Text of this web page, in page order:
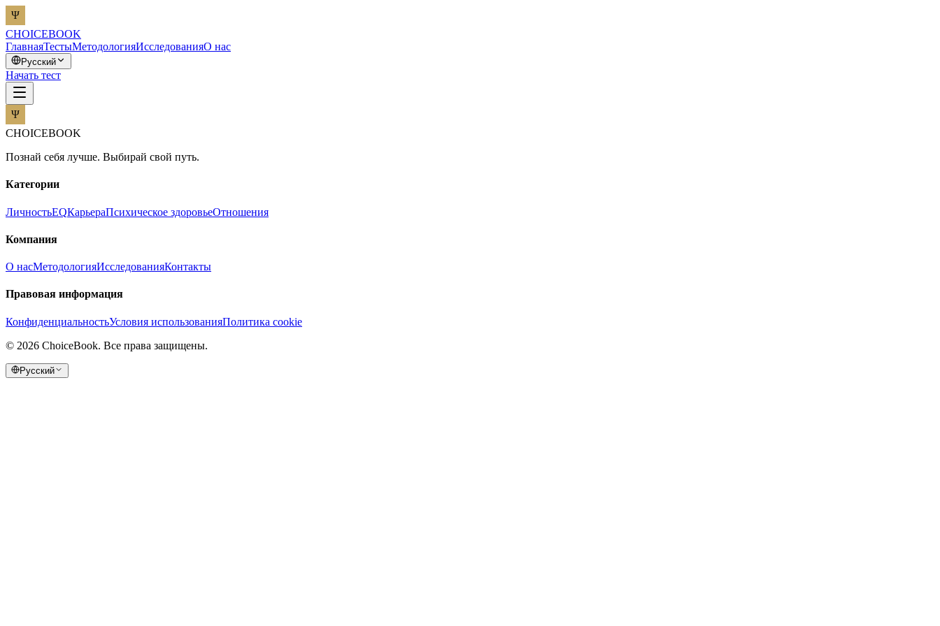
CHOICEBOOK
ГлавнаяТестыМетодологияИсследованияО нас
Русский
Начать тест
CHOICEBOOK
Познай себя лучше. Выбирай свой путь.
Категории
ЛичностьEQКарьераПсихическое здоровьеОтношения
Компания
О насМетодологияИсследованияКонтакты
Правовая информация
КонфиденциальностьУсловия использованияПолитика cookie
© 2026 ChoiceBook. Все права защищены.
Русский